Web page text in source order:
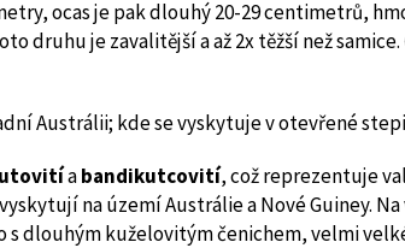
ocas je pak dlouhý 20-29 centimetrů,
druhu je zavalitější a až 2x těžší než samice.
Austrálii; kde se vyskytuje v otevřené
abandikutcovití, což reprezentuje
na území Austrálie a Nové Guiney.
dlouhým kuželovitým čenichem, velmi